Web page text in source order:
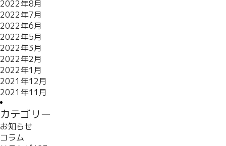
2022年8月
2022年7月
2022年6月
2022年5月
2022年3月
2022年2月
2022年1月
2021年12月
2021年11月
カテゴリー
お知らせ
コラム